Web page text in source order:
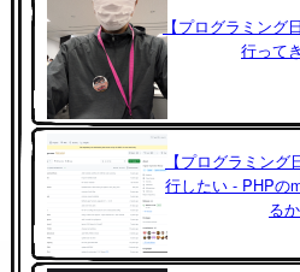
【プログラミング
行って
【プログラミング
行したい - PHPの
る